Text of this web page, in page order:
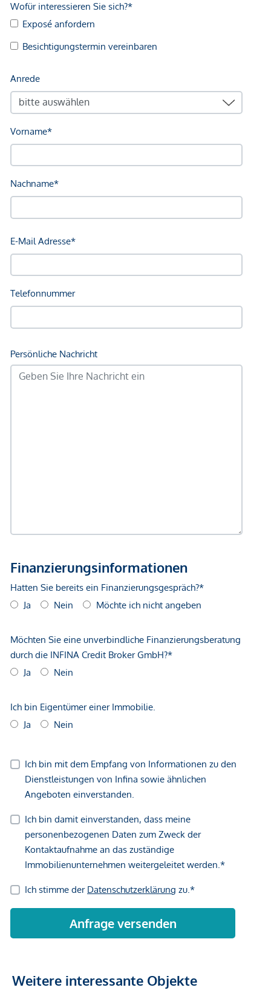
Kindergarten <500m
Universität <1.000m
Nahversorgung
Supermarkt <500m
Einkaufszentrum <500m
Sonstige
Geldautomat <500m
Bank <500m
Verkehr
Bus <500m
U-Bahn <500m
Straßenbahn <500m
Angaben Entfernung Luftlinie / Quelle: OpenStreetMap
Weitere interessante Objekte